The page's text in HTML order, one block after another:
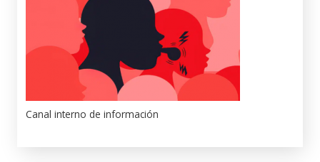
Canal interno de información